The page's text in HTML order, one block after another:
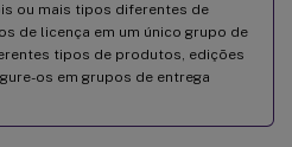
ou mais tipos diferentes de
de licença em um único grupo de
tipos de produtos, edições
os em grupos de entrega